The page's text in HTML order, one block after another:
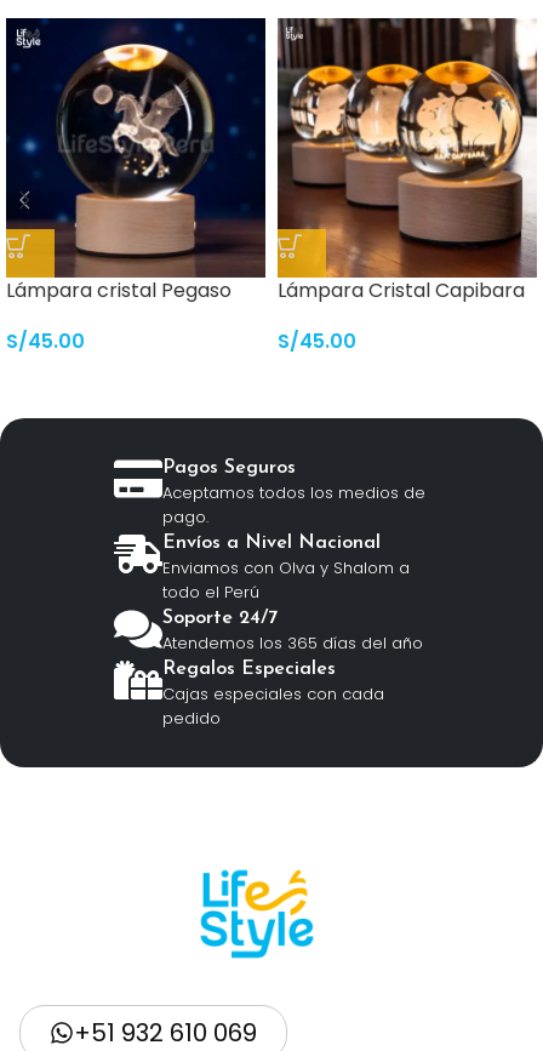
Lámpara cristal Pegaso
S/45.00
Lámpara Cristal Capibara
S/45.00
Pagos Seguros
Aceptamos todos los medios de
pago.
Envíos a Nivel Nacional
Enviamos con Olva y Shalom a
todo el Perú
Soporte 24/7
Atendemos los 365 días del año
Regalos Especiales
Cajas especiales con cada
pedido
+51 932 610 069